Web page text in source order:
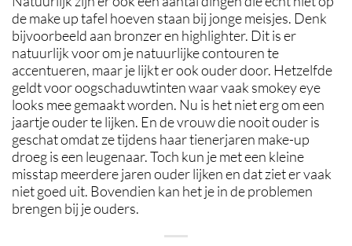
de make up tafel hoeven staan bij jonge meisjes. Denk
bijvoorbeeld aan bronzer en highlighter. Dit is er
natuurlijk voor om je natuurlijke contouren te
accentueren, maar je lijkt er ook ouder door. Hetzelfde
geldt voor oogschaduwtinten waar vaak smokey eye
looks mee gemaakt worden. Nu is het niet erg om een
jaartje ouder te lijken. En de vrouw die nooit ouder is
geschat omdat ze tijdens haar tienerjaren make-up
droeg is een leugenaar. Toch kun je met een kleine
misstap meerdere jaren ouder lijken en dat ziet er vaak
niet goed uit. Bovendien kan het je in de problemen
brengen bij je ouders.